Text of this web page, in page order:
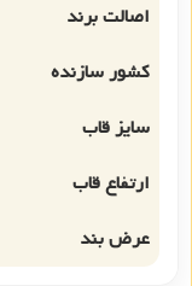
اصالت برند
کشور سازنده
سایز قاب
ارتفاع قاب
عرض بند